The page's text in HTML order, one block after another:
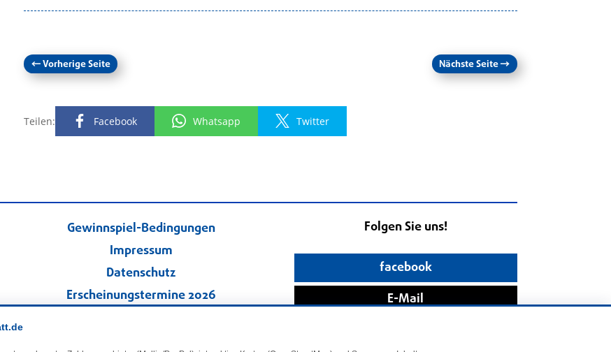
←Vorherige Seite Nächste Seite→
Teilen: Facebook Whatsapp Twitter
Gewinnspiel-Bedingungen
Impressum
Datenschutz
Erscheinungstermine 2026
Folgen Sie uns!
facebook
E-Mail